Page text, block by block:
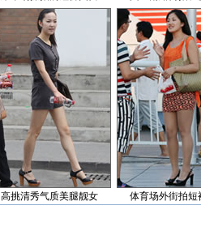
高挑清秀气质美腿靓女 体育场外街拍短